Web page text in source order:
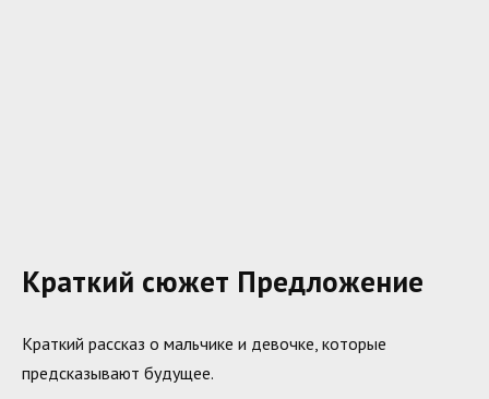
Краткий сюжет Предложение
Краткий рассказ о мальчике и девочке, которые
предсказывают будущее.